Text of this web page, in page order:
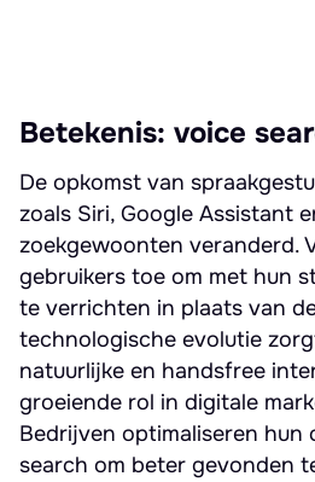
Betekenis: voice
De opkomst van
zoals Siri, Google Assistant
zoekgewoonten veranderd.
gebruikers toe om met hun
te verrichten in plaats van
technologische evolutie
natuurlijke en handsfree
groeiende rol in digitale
Bedrijven optimaliseren
search om beter gevonden